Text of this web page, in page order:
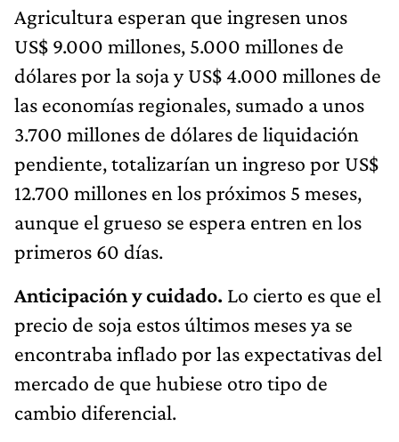
Agricultura esperan que ingresen unos
US$ 9.000 millones, 5.000 millones de
dólares por la soja y US$ 4.000 millones de
las economías regionales, sumado a unos
3.700 millones de dólares de liquidación
pendiente, totalizarían un ingreso por US$
12.700 millones en los próximos 5 meses,
aunque el grueso se espera entren en los
primeros 60 días.
Anticipación y cuidado. Lo cierto es que el
precio de soja estos últimos meses ya se
encontraba inflado por las expectativas del
mercado de que hubiese otro tipo de
cambio diferencial.